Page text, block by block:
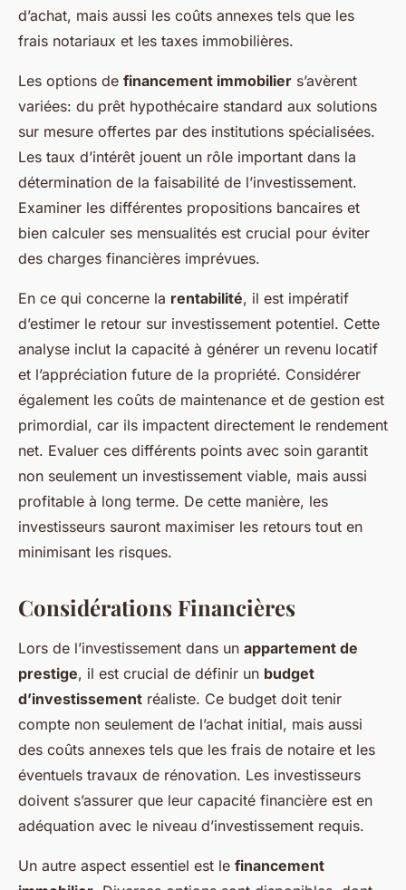
d’achat, mais aussi les coûts annexes tels que les
frais notariaux et les taxes immobilières.
Les options de financement immobilier s’avèrent
variées: du prêt hypothécaire standard aux solutions
sur mesure offertes par des institutions spécialisées.
Les taux d’intérêt jouent un rôle important dans la
détermination de la faisabilité de l’investissement.
Examiner les différentes propositions bancaires et
bien calculer ses mensualités est crucial pour éviter
des charges financières imprévues.
En ce qui concerne la rentabilité, il est impératif
d’estimer le retour sur investissement potentiel. Cette
analyse inclut la capacité à générer un revenu locatif
et l’appréciation future de la propriété. Considérer
également les coûts de maintenance et de gestion est
primordial, car ils impactent directement le rendement
net. Evaluer ces différents points avec soin garantit
non seulement un investissement viable, mais aussi
profitable à long terme. De cette manière, les
investisseurs sauront maximiser les retours tout en
minimisant les risques.
Considérations Financières
Lors de l’investissement dans un appartement de
prestige, il est crucial de définir un budget
d’investissement réaliste. Ce budget doit tenir
compte non seulement de l’achat initial, mais aussi
des coûts annexes tels que les frais de notaire et les
éventuels travaux de rénovation. Les investisseurs
doivent s’assurer que leur capacité financière est en
adéquation avec le niveau d’investissement requis.
Un autre aspect essentiel est le financement